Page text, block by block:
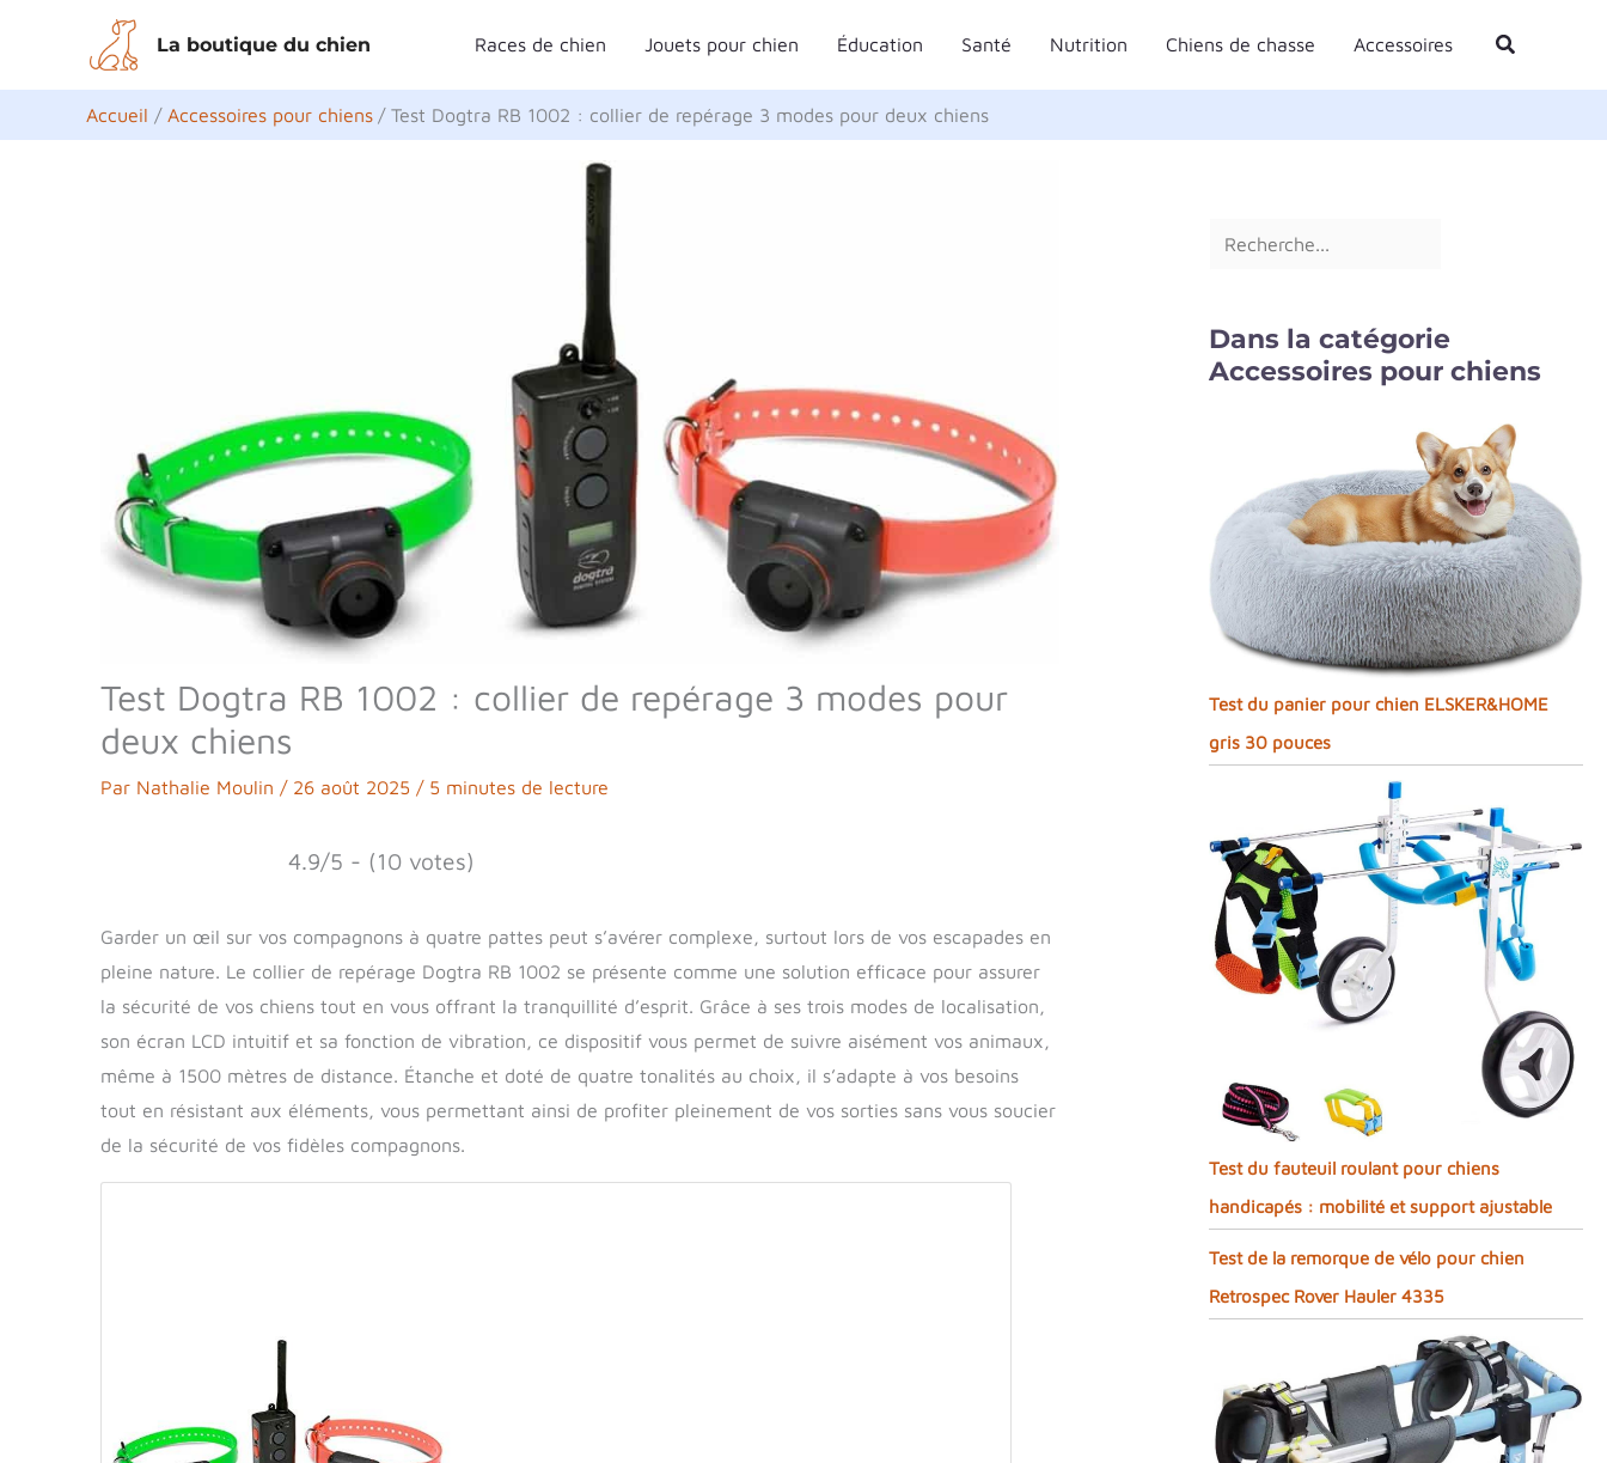
contenu
La boutique du chien Races de chien Jouets pour chien Éducation Santé Nutrition Chiens de chasse Accessoires Rechercher
Accueil Accessoires pour chiens Test Dogtra RB 1002 : collier de repérage 3 modes pour deux chiens
Test Dogtra RB 1002 : collier de repérage 3 modes pour
deux chiens
Par Nathalie Moulin / 26 août 2025 / 5 minutes de lecture
4.9/5 - (10 votes)
Garder un œil sur vos compagnons à quatre pattes peut s’avérer complexe, surtout lors de vos escapades en
pleine nature. Le collier de repérage Dogtra RB 1002 se présente comme une solution efficace pour assurer
la sécurité de vos chiens tout en vous offrant la tranquillité d’esprit. Grâce à ses trois modes de localisation,
son écran LCD intuitif et sa fonction de vibration, ce dispositif vous permet de suivre aisément vos animaux,
même à 1500 mètres de distance. Étanche et doté de quatre tonalités au choix, il s’adapte à vos besoins
tout en résistant aux éléments, vous permettant ainsi de profiter pleinement de vos sorties sans vous soucier
de la sécurité de vos fidèles compagnons.
e
c
e
r
Dans la catégorie
Accessoires pour chiens
Test du panier pour chien ELSKER&HOME
gris 30 pouces
Test du fauteuil roulant pour chiens
handicapés : mobilité et support ajustable
Test de la remorque de vélo pour chien
Retrospec Rover Hauler 4335